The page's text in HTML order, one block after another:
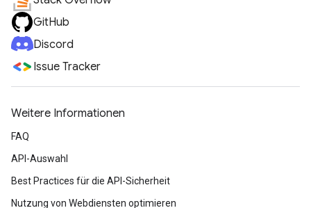
GitHub
Discord
Issue Tracker
Weitere Informationen
FAQ
API-Auswahl
Best Practices für die API-Sicherheit
Nutzung von Webdiensten optimieren